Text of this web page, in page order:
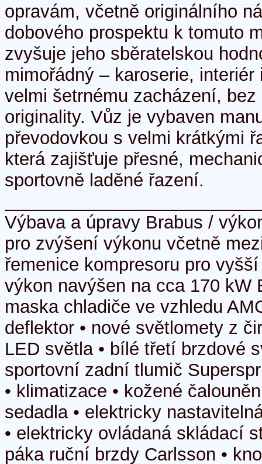
opravám, včetně originálního
dobového prospektu k tomuto
zvyšuje jeho sběratelskou
mimořádný – karoserie,
velmi šetrnému zacházení, bez
originality. Vůz je vybaven
převodovkou s velmi krátkými
která zajišťuje přesné,
sportovně laděné řazení.
Výbava a úpravy Brabus /
pro zvýšení výkonu včetně
řemenice kompresoru pro
výkon navýšen na cca 170 kW
maska chladiče ve vzhledu
deflektor • nové světlomety z
LED světla • bílé třetí brzdové
sportovní zadní tlumič
• klimatizace • kožené
sedadla • elektricky
• elektricky ovládaná skládací
páka ruční brzdy Carlsson •